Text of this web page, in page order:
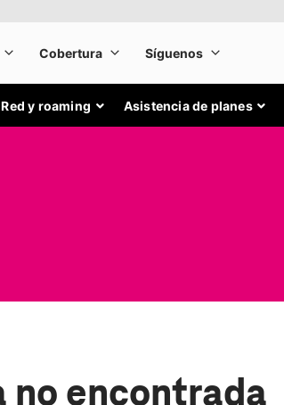
Red y roaming Asistencia de planes